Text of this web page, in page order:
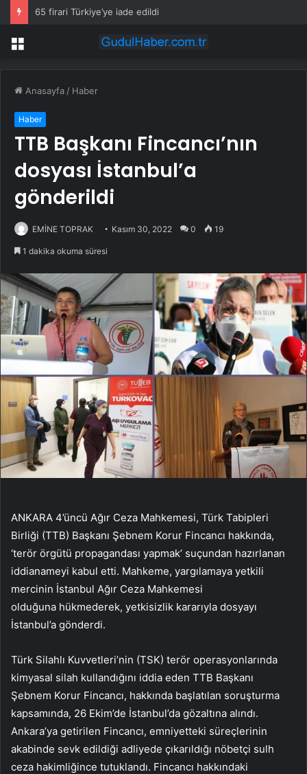
65 firari Türkiye’ye iade edildi
Menü
Anasayfa / Haber
Haber
TTB Başkanı Fincancı’nın
dosyası İstanbul’a
gönderildi
EMİNE TOPRAK Kasım 30, 2022 0 19
1 dakika okuma süresi
ANKARA 4’üncü Ağır Ceza Mahkemesi, Türk Tabipleri
Birliği (TTB) Başkanı Şebnem Korur Fincancı hakkında,
‘terör örgütü propagandası yapmak’ suçundan hazırlanan
iddianameyi kabul etti. Mahkeme, yargılamaya yetkili
mercinin İstanbul Ağır Ceza Mahkemesi
olduğuna hükmederek, yetkisizlik kararıyla dosyayı
İstanbul’a gönderdi.
Türk Silahlı Kuvvetleri’nin (TSK) terör operasyonlarında
kimyasal silah kullandığını iddia eden TTB Başkanı
Şebnem Korur Fincancı, hakkında başlatılan soruşturma
kapsamında, 26 Ekim’de İstanbul’da gözaltına alındı.
Ankara’ya getirilen Fincancı, emniyetteki süreçlerinin
akabinde sevk edildiği adliyede çıkarıldığı nöbetçi sulh
ceza hakimliğince tutuklandı. Fincancı hakkındaki